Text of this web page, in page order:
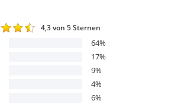
4,3von 5 Sternen
64%
17%
9%
4%
6%